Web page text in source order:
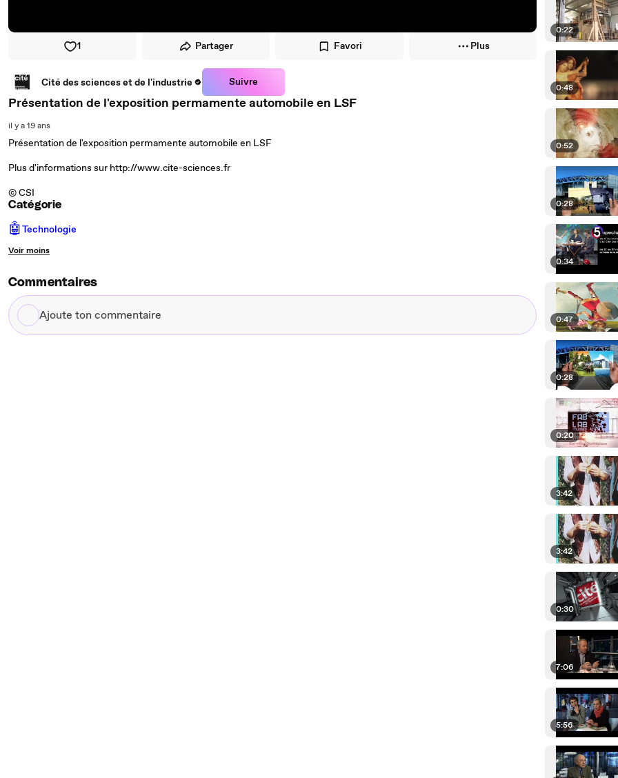
1 Partager Favori Plus
Cité des sciences et de l'industrie Suivre
Présentation de l'exposition permamente automobile en LSF
il y a 19 ans
Présentation de l'exposition permamente automobile en LSF
Plus d'informations sur http://www.cite-sciences.fr
© CSI
Catégorie
🤖Technologie
Voir moins
Commentaires
Ajoute
ton
0:22
0:48
0:52
0:28
0:34
0:47
0:28
0:20
3:42
3:42
0:30
7:06
5:56